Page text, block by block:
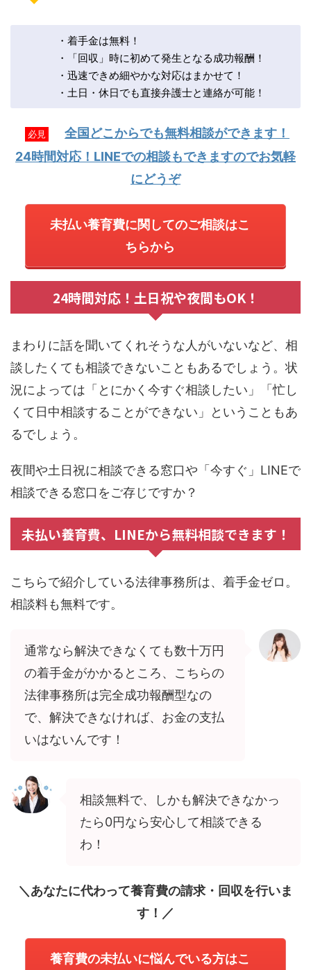
・着手金は無料！
・「回収」時に初めて発生となる成功報酬！
・迅速できめ細やかな対応はまかせて！
・土日・休日でも直接弁護士と連絡が可能！
必見
全国どこからでも無料相談ができます！
24時間対応！LINEでの相談もできますのでお気軽
にどうぞ
未払い養育費に関してのご相談はこ
ちらから
24時間対応！土日祝や夜間もOK！
まわりに話を聞いてくれそうな人がいないなど、相
談したくても相談できないこともあるでしょう。状
況によっては「とにかく今すぐ相談したい」「忙し
くて日中相談することができない」ということもあ
るでしょう。
夜間や土日祝に相談できる窓口や「今すぐ」LINEで
相談できる窓口をご存じですか？
未払い養育費、LINEから無料相談できます！
こちらで紹介している法律事務所は、着手金ゼロ。
相談料も無料です。
通常なら解決できなくても数十万円
の着手金がかかるところ、こちらの
法律事務所は完全成功報酬型なの
で、解決できなければ、お金の支払
いはないんです！
相談無料で、しかも解決できなかっ
たら0円なら安心して相談できる
わ！
＼あなたに代わって養育費の請求・回収を行いま
す！／
養育費の未払いに悩んでいる方はこ